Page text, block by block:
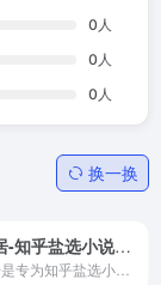
0 人
0 人
0 人
换一换
盐神居-知乎盐选小说免费网站入口